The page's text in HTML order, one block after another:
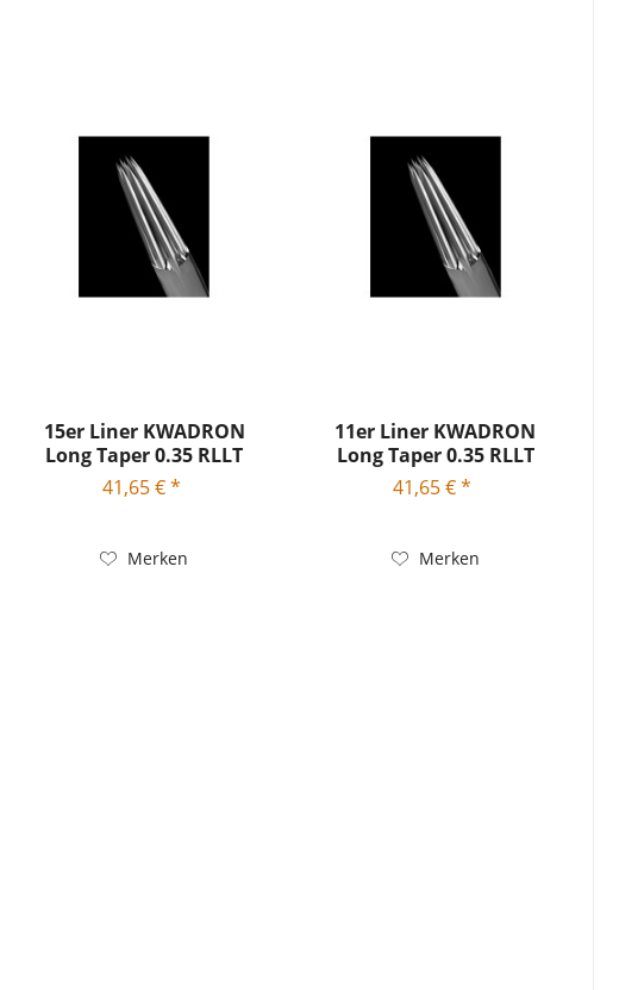
15er Liner KWADRON
Long Taper 0.35 RLLT
41,65 € *
Merken
11er Liner KWADRON
Long Taper 0.35 RLLT
41,65 € *
Merken